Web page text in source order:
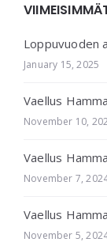
Loppuvuoden
January 15, 2025
Vaellus
November 10,
Vaellus
November 7,
Vaellus
November 5,